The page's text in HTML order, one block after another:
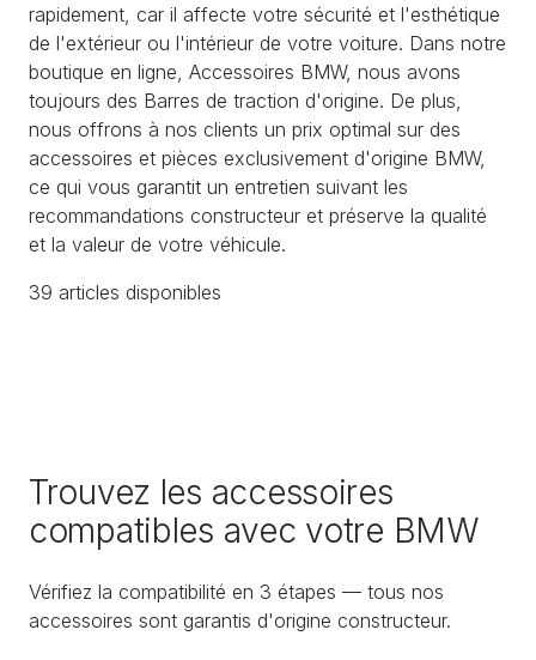
rapidement, car il affecte votre sécurité et l'esthétique
de l'extérieur ou l'intérieur de votre voiture. Dans notre
boutique en ligne, Accessoires BMW, nous avons
toujours des Barres de traction d'origine. De plus,
nous offrons à nos clients un prix optimal sur des
accessoires et pièces exclusivement d'origine BMW,
ce qui vous garantit un entretien suivant les
recommandations constructeur et préserve la qualité
et la valeur de votre véhicule.
39 articles disponibles
Trouvez les accessoires
compatibles avec votre BMW
Vérifiez la compatibilité en 3 étapes — tous nos
accessoires sont garantis d'origine constructeur.